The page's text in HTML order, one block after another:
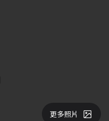
更多照片